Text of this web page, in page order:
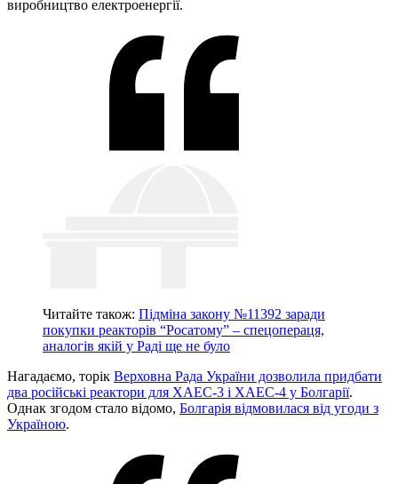
виробництво електроенергії.
Читайте також: Підміна закону №11392 заради
покупки реакторів “Росатому” – спецопераця,
аналогів якій у Раді ще не було
Нагадаємо, торік Верховна Рада України дозволила придбати
два російські реактори для ХАЕС-3 і ХАЕС-4 у Болгарії.
Однак згодом стало відомо, Болгарія відмовилася від угоди з
Україною.